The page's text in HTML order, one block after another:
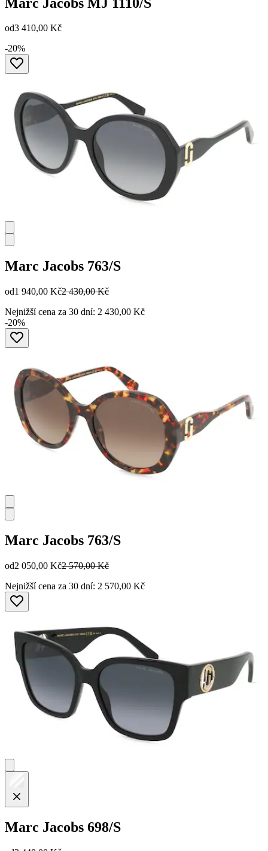
od3 410,00 Kč
-20%
Marc Jacobs 763/S
od1 940,00 Kč2 430,00 Kč
Nejnižší cena za 30 dní: 2 430,00 Kč
-20%
Marc Jacobs 763/S
od2 050,00 Kč2 570,00 Kč
Nejnižší cena za 30 dní: 2 570,00 Kč
Marc Jacobs 698/S